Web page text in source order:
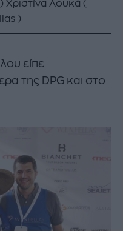
Χριστίνα Λουκά (
)
είπε
της DPG και στο